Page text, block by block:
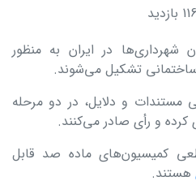
شهرداری‌ها در ایران به منظور
تشکیل می‌شوند.
مستندات و دلایل، در دو مرحله
و رأی صادر می‌کنند.
کمیسیون‌های ماده صد قابل
هستند.